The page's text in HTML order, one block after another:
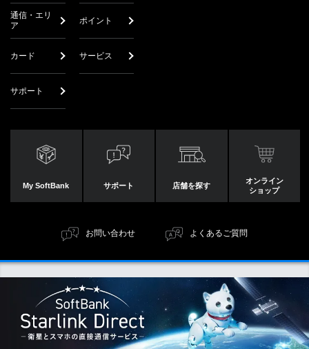
LINEMOからのりかえ
新規契約 機種変更
LINEモバイルは「他社からのりかえ」に該当します。
SoftBank光・
Airを利用している
SoftBank光・
Airを利用していない
通信・エリ
ア
ポイント
カード サービス
サポート
My SoftBank サポート 店舗を探す
オンライン
ショップ
お問い合わせ よくあるご質問
情報セキュリティ
プライバシーセンター
サイトポリシー
古物営業法に基づく表示 サイトマップ